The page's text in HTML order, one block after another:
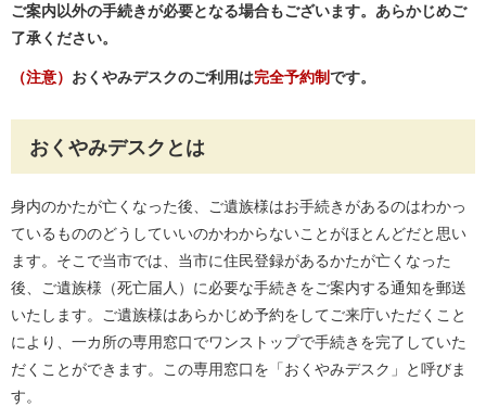
ご案内以外の手続きが必要となる場合もございます。あらかじめご
了承ください。
（注意） おくやみデスクのご利用は完全予約制です。
おくやみデスクとは
身内のかたが亡くなった後、ご遺族様はお手続きがあるのはわかっ
ているもののどうしていいのかわからないことがほとんどだと思い
ます。そこで当市では、当市に住民登録があるかたが亡くなった
後、ご遺族様（死亡届人）に必要な手続きをご案内する通知を郵送
いたします。ご遺族様はあらかじめ予約をしてご来庁いただくこと
により、一カ所の専用窓口でワンストップで手続きを完了していた
だくことができます。この専用窓口を「おくやみデスク」と呼びま
す。